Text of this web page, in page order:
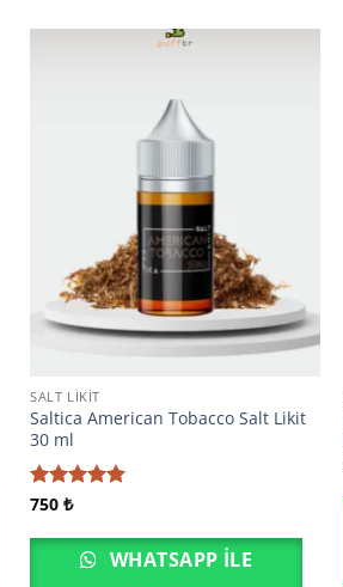
SALT LIKIT
Saltica American Tobacco Salt Likit
30 ml
5 üzerinden
750₺
WHATSAPP ILE